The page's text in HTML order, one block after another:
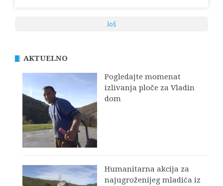
Još
AKTUELNO
Pogledajte momenat
izlivanja ploče za Vladin
dom
Humanitarna akcija za
najugroženijeg mladića iz